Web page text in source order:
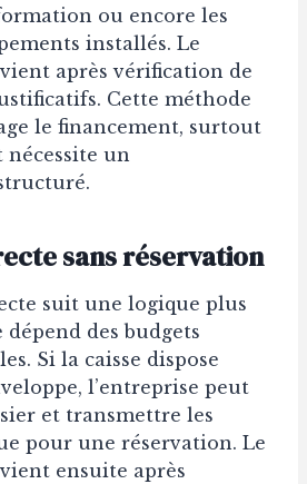
ou encore les
installés. Le
après vérification de
Cette méthode
le financement, surtout
un
sans réservation
suit une logique plus
des budgets
Si la caisse dispose
l’entreprise peut
et transmettre les
pour une réservation. Le
ensuite après